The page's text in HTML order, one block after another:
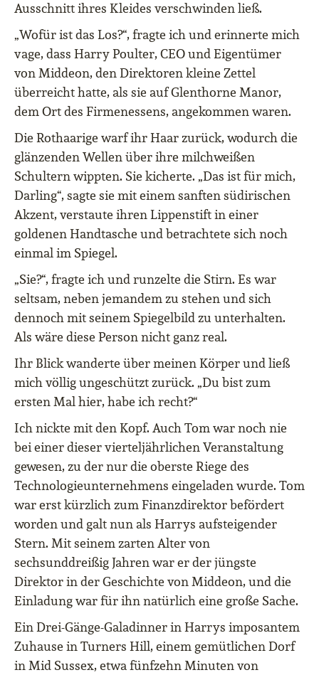
Ausschnitt ihres Kleides verschwinden ließ.
„Wofür ist das Los?“, fragte ich und erinnerte mich
vage, dass Harry Poulter, CEO und Eigentümer
von Middeon, den Direktoren kleine Zettel
überreicht hatte, als sie auf Glenthorne Manor,
dem Ort des Firmenessens, angekommen waren.
Die Rothaarige warf ihr Haar zurück, wodurch die
glänzenden Wellen über ihre milchweißen
Schultern wippten. Sie kicherte. „Das ist für mich,
Darling“, sagte sie mit einem sanften südirischen
Akzent, verstaute ihren Lippenstift in einer
goldenen Handtasche und betrachtete sich noch
einmal im Spiegel.
„Sie?“, fragte ich und runzelte die Stirn. Es war
seltsam, neben jemandem zu stehen und sich
dennoch mit seinem Spiegelbild zu unterhalten.
Als wäre diese Person nicht ganz real.
Ihr Blick wanderte über meinen Körper und ließ
mich völlig ungeschützt zurück. „Du bist zum
ersten Mal hier, habe ich recht?“
Ich nickte mit den Kopf. Auch Tom war noch nie
bei einer dieser vierteljährlichen Veranstaltung
gewesen, zu der nur die oberste Riege des
Technologieunternehmens eingeladen wurde. Tom
war erst kürzlich zum Finanzdirektor befördert
worden und galt nun als Harrys aufsteigender
Stern. Mit seinem zarten Alter von
sechsunddreißig Jahren war er der jüngste
Direktor in der Geschichte von Middeon, und die
Einladung war für ihn natürlich eine große Sache.
Ein Drei-Gänge-Galadinner in Harrys imposantem
Zuhause in Turners Hill, einem gemütlichen Dorf
in Mid Sussex, etwa fünfzehn Minuten von